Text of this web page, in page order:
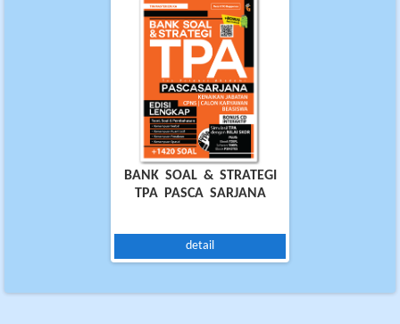
BANK SOAL & STRATEGI
TPA PASCA SARJANA
detail